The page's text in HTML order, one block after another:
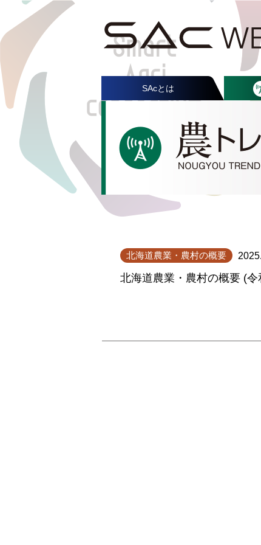
SAcとは
北海道農業・農村の概要
北海道農業・農村の概要 (令